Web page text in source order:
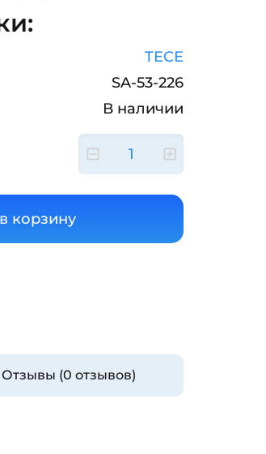
TECE
SA-53-226
В наличии
Отзывы (0 отзывов)